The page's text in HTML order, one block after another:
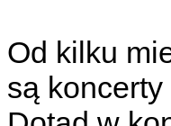
Od kilku
są